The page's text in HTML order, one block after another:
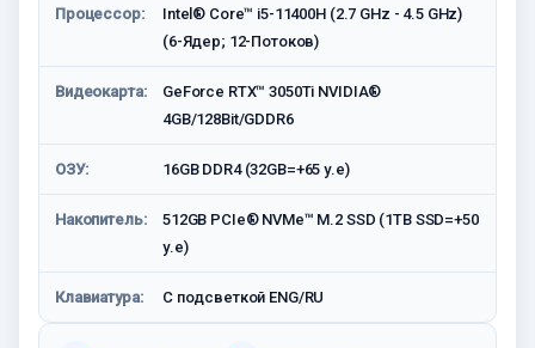
Процессор:
Intel® Core™ i5-11400H (2.7 GHz - 4.5 GHz)
(6-Ядeр; 12-Потоков)
Видеокарта:
GeForce RTX™ 3050Ti NVIDIA®
4GB/128Bit/GDDR6
ОЗУ: 16GB DDR4 (32GB=+65 у.е)
Накопитель:
512GB PCIe® NVMe™ M.2 SSD (1TB SSD=+50
у.е)
Клавиатура: С подсветкой ENG/RU